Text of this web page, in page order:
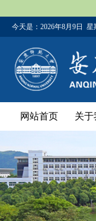
今天是： 2026年8月9日 星
网站首页 关于